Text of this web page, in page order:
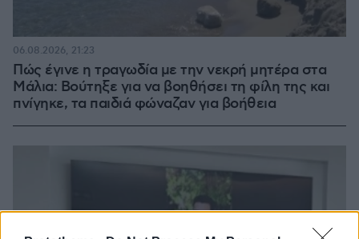
Πώς έγινε η τραγωδία με την νεκρή μητέρα στα
Μάλια: Βούτηξε για να βοηθήσει τη φίλη της και
πνίγηκε, τα παιδιά φώναζαν για βοήθεια
06.08.2026, 21:23